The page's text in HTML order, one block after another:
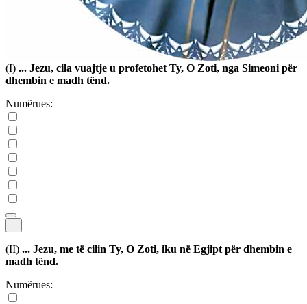
... Jezu, i cili na ndiz dashurinë.
Shtoja për Shtatë Misteret
(I) ... Jezu, cila vuajtje u profetohet Ty, O Zoti, nga Simeoni për
dhembin e madh tënd.
Numërues:
(II) ... Jezu, me të cilin Ty, O Zoti, iku në Egjipt për dhembin e
madh tënd.
Numërues: